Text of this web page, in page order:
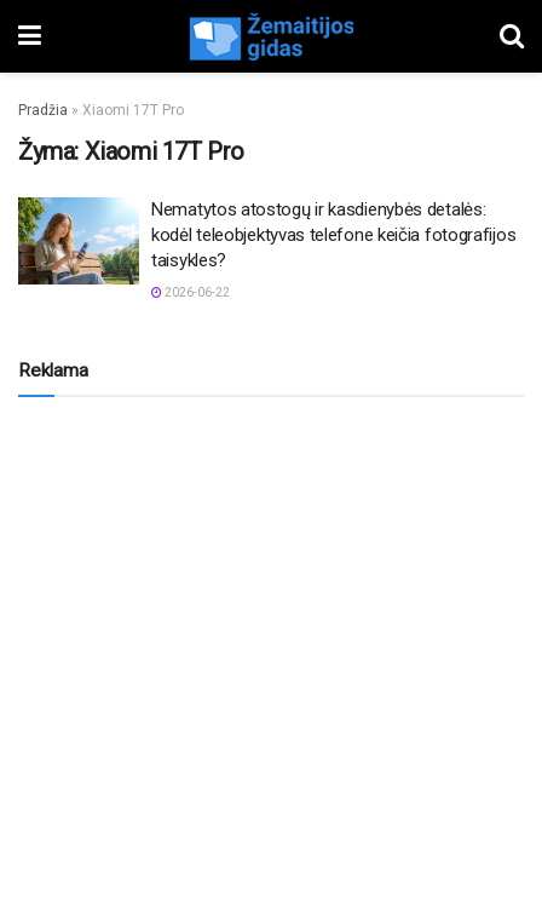
Pradžia » Xiaomi 17T Pro
Žyma: Xiaomi 17T Pro
Nematytos atostogų ir kasdienybės detalės:
kodėl teleobjektyvas telefone keičia fotografijos
taisykles?
2026-06-22
Reklama